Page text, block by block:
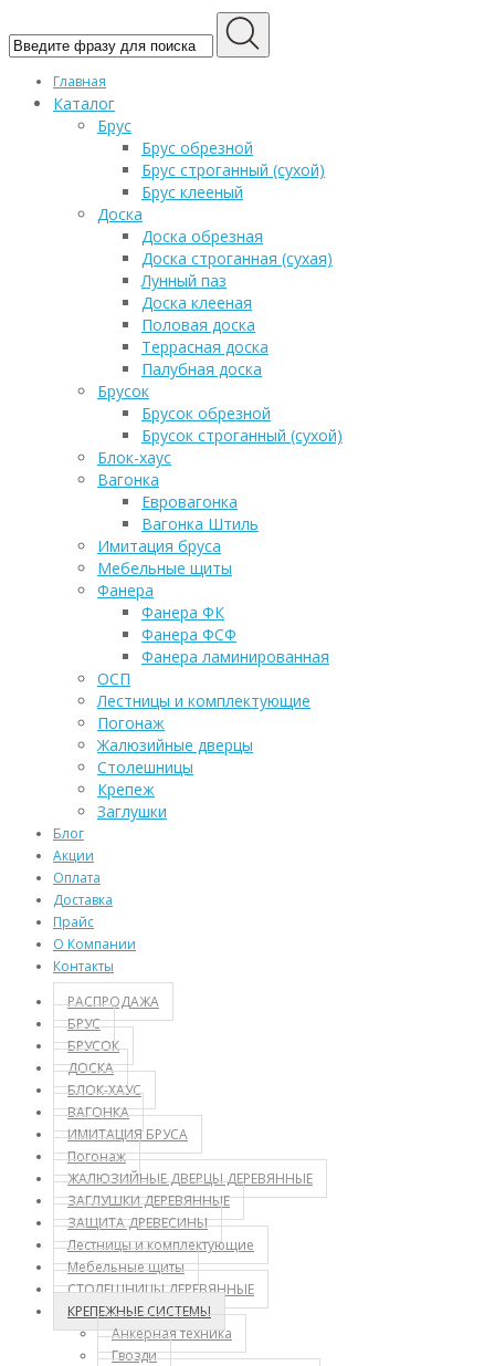
Главная
Каталог
Брус
Брус обрезной
Брус строганный (сухой)
Брус клееный
Доска
Доска обрезная
Доска строганная (сухая)
Лунный паз
Доска клееная
Половая доска
Террасная доска
Палубная доска
Брусок
Брусок обрезной
Брусок строганный (сухой)
Блок-хаус
Вагонка
Евровагонка
Вагонка Штиль
Имитация бруса
Мебельные щиты
Фанера
Фанера ФК
Фанера ФСФ
Фанера ламинированная
ОСП
Лестницы и комплектующие
Погонаж
Жалюзийные дверцы
Столешницы
Крепеж
Заглушки
Блог
Акции
Оплата
Доставка
Прайс
О Компании
Контакты
РАСПРОДАЖА
БРУС
БРУСОК
ДОСКА
БЛОК-ХАУС
ВАГОНКА
ИМИТАЦИЯ БРУСА
Погонаж
ЖАЛЮЗИЙНЫЕ ДВЕРЦЫ ДЕРЕВЯННЫЕ
ЗАГЛУШКИ ДЕРЕВЯННЫЕ
ЗАЩИТА ДРЕВЕСИНЫ
Лестницы и комплектующие
Мебельные щиты
СТОЛЕШНИЦЫ ДЕРЕВЯННЫЕ
КРЕПЕЖНЫЕ СИСТЕМЫ
Анкерная техника
Гвозди